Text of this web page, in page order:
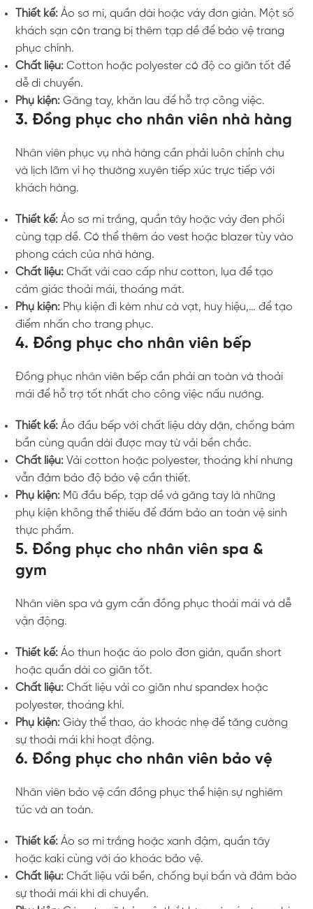
Thiết kế: Áo sơ mi, quần dài hoặc váy đơn giản. Một số
khách sạn còn trang bị thêm tạp dề để bảo vệ trang
phục chính.
Chất liệu: Cotton hoặc polyester có độ co giãn tốt để
dễ di chuyển.
Phụ kiện: Găng tay, khăn lau để hỗ trợ công việc.
3. Đồng phục cho nhân viên nhà hàng
Nhân viên phục vụ nhà hàng cần phải luôn chỉnh chu
và lịch lãm vì họ thường xuyên tiếp xúc trực tiếp với
khách hàng.
Thiết kế: Áo sơ mi trắng, quần tây hoặc váy đen phối
cùng tạp dề. Có thể thêm áo vest hoặc blazer tùy vào
phong cách của nhà hàng.
Chất liệu: Chất vải cao cấp như cotton, lụa để tạo
cảm giác thoải mái, thoáng mát.
Phụ kiện: Phụ kiện đi kèm như cà vạt, huy hiệu,… để tạo
điểm nhấn cho trang phục.
4. Đồng phục cho nhân viên bếp
Đồng phục nhân viên bếp cần phải an toàn và thoải
mái để hỗ trợ tốt nhất cho công việc nấu nướng.
Thiết kế: Áo đầu bếp với chất liệu dày dặn, chống bám
bẩn cùng quần dài được may từ vải bền chắc.
Chất liệu: Vải cotton hoặc polyester, thoáng khí nhưng
vẫn đảm bảo độ bảo vệ cần thiết.
Phụ kiện: Mũ đầu bếp, tạp dề và găng tay là những
phụ kiện không thể thiếu để đảm bảo an toàn vệ sinh
thực phẩm.
5. Đồng phục cho nhân viên spa &
gym
Nhân viên spa và gym cần đồng phục thoải mái và dễ
vận động.
Thiết kế: Áo thun hoặc áo polo đơn giản, quần short
hoặc quần dài co giãn tốt.
Chất liệu: Chất liệu vải co giãn như spandex hoặc
polyester, thoáng khí.
Phụ kiện: Giày thể thao, áo khoác nhẹ để tăng cường
sự thoải mái khi hoạt động.
6. Đồng phục cho nhân viên bảo vệ
Nhân viên bảo vệ cần đồng phục thể hiện sự nghiêm
túc và an toàn.
Thiết kế: Áo sơ mi trắng hoặc xanh đậm, quần tây
hoặc kaki cùng với áo khoác bảo vệ.
Chất liệu: Chất liệu vải bền, chống bụi bẩn và đảm bảo
sự thoải mái khi di chuyển.